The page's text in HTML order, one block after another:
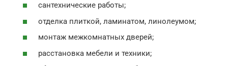
сантехнические работы;
отделка плиткой, ламинатом, линолеумом;
монтаж межкомнатных дверей;
расстановка мебели и техники;